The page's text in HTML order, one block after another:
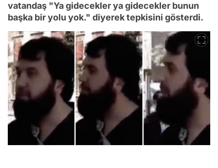
vatandaş "Ya gidecekler ya gidecekler bunun
başka bir yolu yok." diyerek tepkisini gösterdi.